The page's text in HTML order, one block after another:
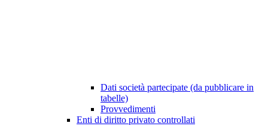
Dati società partecipate (da pubblicare in
tabelle)
Provvedimenti
Enti di diritto privato controllati